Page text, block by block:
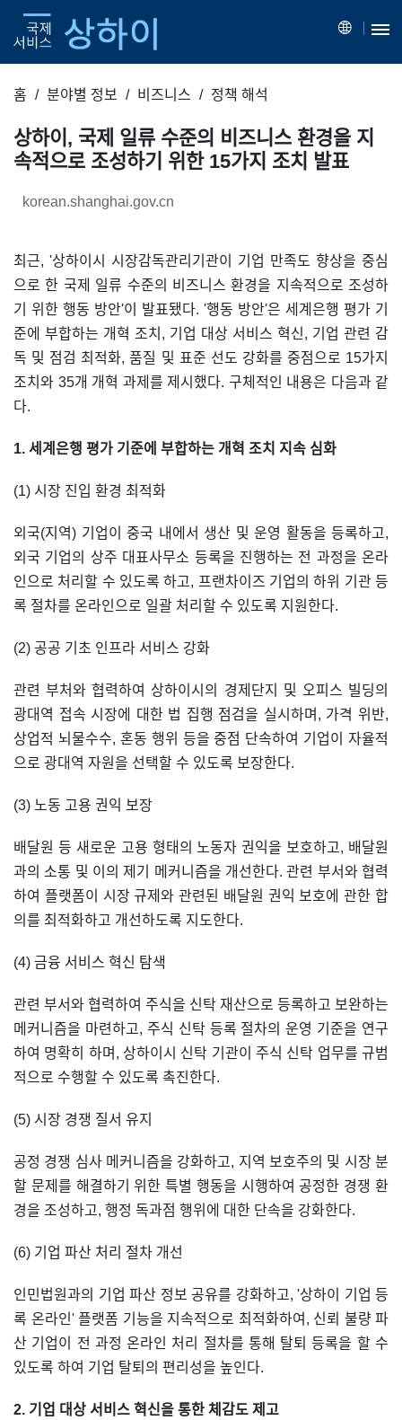
홈 분야별 정보 비즈니스 정책 해석
상하이, 국제 일류 수준의 비즈니스 환경을 지
속적으로 조성하기 위한 15가지 조치 발표
korean.shanghai.gov.cn
최근, '상하이시 시장감독관리기관이 기업 만족도 향상을 중심
으로 한 국제 일류 수준의 비즈니스 환경을 지속적으로 조성하
기 위한 행동 방안'이 발표됐다. '행동 방안'은 세계은행 평가 기
준에 부합하는 개혁 조치, 기업 대상 서비스 혁신, 기업 관련 감
독 및 점검 최적화, 품질 및 표준 선도 강화를 중점으로 15가지
조치와 35개 개혁 과제를 제시했다. 구체적인 내용은 다음과 같
다.
1. 세계은행 평가 기준에 부합하는 개혁 조치 지속 심화
(1) 시장 진입 환경 최적화
외국(지역) 기업이 중국 내에서 생산 및 운영 활동을 등록하고,
외국 기업의 상주 대표사무소 등록을 진행하는 전 과정을 온라
인으로 처리할 수 있도록 하고, 프랜차이즈 기업의 하위 기관 등
록 절차를 온라인으로 일괄 처리할 수 있도록 지원한다.
(2) 공공 기초 인프라 서비스 강화
관련 부처와 협력하여 상하이시의 경제단지 및 오피스 빌딩의
광대역 접속 시장에 대한 법 집행 점검을 실시하며, 가격 위반,
상업적 뇌물수수, 혼동 행위 등을 중점 단속하여 기업이 자율적
으로 광대역 자원을 선택할 수 있도록 보장한다.
(3) 노동 고용 권익 보장
배달원 등 새로운 고용 형태의 노동자 권익을 보호하고, 배달원
과의 소통 및 이의 제기 메커니즘을 개선한다. 관련 부서와 협력
하여 플랫폼이 시장 규제와 관련된 배달원 권익 보호에 관한 합
의를 최적화하고 개선하도록 지도한다.
(4) 금융 서비스 혁신 탐색
관련 부서와 협력하여 주식을 신탁 재산으로 등록하고 보완하는
메커니즘을 마련하고, 주식 신탁 등록 절차의 운영 기준을 연구
하여 명확히 하며, 상하이시 신탁 기관이 주식 신탁 업무를 규범
적으로 수행할 수 있도록 촉진한다.
(5) 시장 경쟁 질서 유지
공정 경쟁 심사 메커니즘을 강화하고, 지역 보호주의 및 시장 분
할 문제를 해결하기 위한 특별 행동을 시행하여 공정한 경쟁 환
경을 조성하고, 행정 독과점 행위에 대한 단속을 강화한다.
(6) 기업 파산 처리 절차 개선
인민법원과의 기업 파산 정보 공유를 강화하고, '상하이 기업 등
록 온라인' 플랫폼 기능을 지속적으로 최적화하여, 신뢰 불량 파
산 기업이 전 과정 온라인 처리 절차를 통해 탈퇴 등록을 할 수
있도록 하여 기업 탈퇴의 편리성을 높인다.
2. 기업 대상 서비스 혁신을 통한 체감도 제고